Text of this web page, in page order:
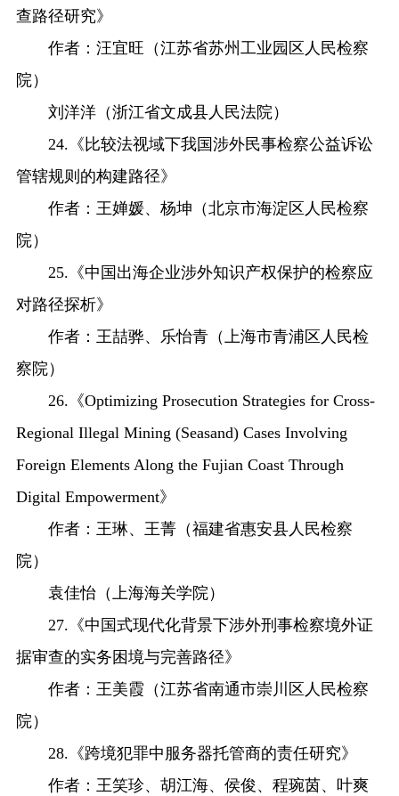
查路径研究》
作者：汪宜旺（江苏省苏州工业园区人民检察
院）
刘洋洋（浙江省文成县人民法院）
24.《比较法视域下我国涉外民事检察公益诉讼
管辖规则的构建路径》
作者：王婵媛、杨坤（北京市海淀区人民检察
院）
25.《中国出海企业涉外知识产权保护的检察应
对路径探析》
作者：王喆骅、乐怡青（上海市青浦区人民检
察院）
26.《Optimizing Prosecution Strategies for Cross-
Regional Illegal Mining (Seasand) Cases Involving
Foreign Elements Along the Fujian Coast Through
Digital Empowerment》
作者：王琳、王菁（福建省惠安县人民检察
院）
袁佳怡（上海海关学院）
27.《中国式现代化背景下涉外刑事检察境外证
据审查的实务困境与完善路径》
作者：王美霞（江苏省南通市崇川区人民检察
院）
28.《跨境犯罪中服务器托管商的责任研究》
作者：王笑珍、胡江海、侯俊、程琬茵、叶爽